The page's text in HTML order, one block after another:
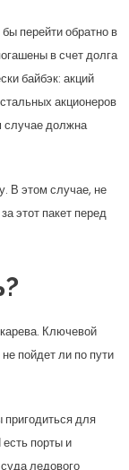
перейти обратно в
в счет долга
байбэк: акций
акционеров
случае должна
В этом случае, не
этот пакет перед
Ключевой
пойдет ли по пути
для
порты и
ледового